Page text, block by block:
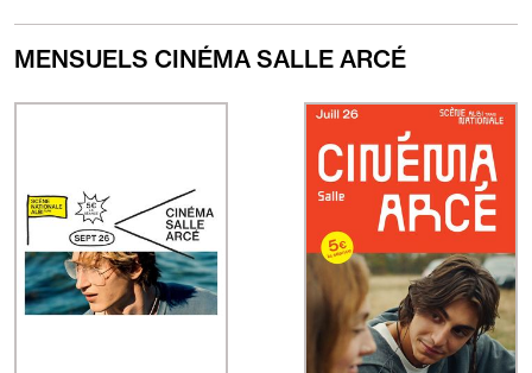
MENSUELS CINÉMA SALLE ARCÉ
En
En
plus